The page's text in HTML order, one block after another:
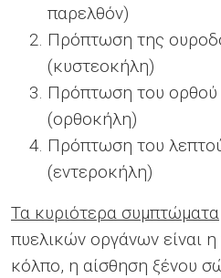
παρελθόν)
Πρόπτωση της
(κυστεοκήλη)
Πρόπτωση του ορθού
(ορθοκήλη)
Πρόπτωση του
(εντεροκήλη)
Τα κυριότερα συμπτώματα
πυελικών οργάνων είναι
κόλπο, η αίσθηση ξένου